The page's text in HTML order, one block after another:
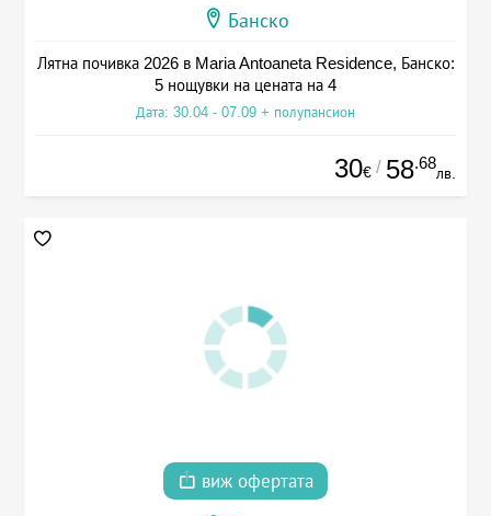
Банско
Лятна почивка 2026 в Maria Antoaneta Residence, Банско:
5 нощувки на цената на 4
Дата: 30.04 - 07.09 + полупансион
30€ / 58.68
лв.
виж офертата